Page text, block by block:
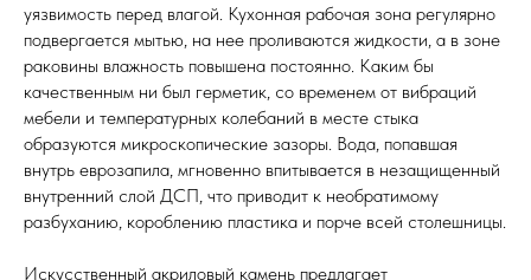
уязвимость перед влагой. Кухонная рабочая зона регулярно
подвергается мытью, на нее проливаются жидкости, а в зоне
раковины влажность повышена постоянно. Каким бы
качественным ни был герметик, со временем от вибраций
мебели и температурных колебаний в месте стыка
образуются микроскопические зазоры. Вода, попавшая
внутрь еврозапила, мгновенно впитывается в незащищенный
внутренний слой ДСП, что приводит к необратимому
разбуханию, короблению пластика и порче всей столешницы.
Искусственный акриловый камень предлагает